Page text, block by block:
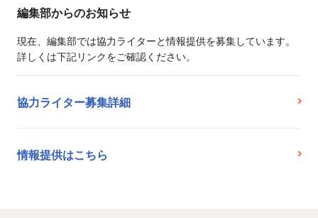
編集部からのお知らせ
現在、編集部では協力ライターと情報提供を募集しています。
詳しくは下記リンクをご確認ください。
協力ライター募集詳細
情報提供はこちら